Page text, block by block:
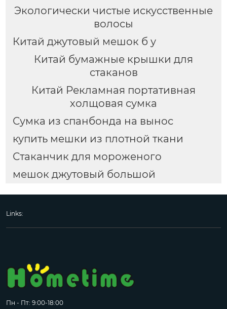
Экологически чистые искусственные
волосы
Китай джутовый мешок б у
Китай бумажные крышки для
стаканов
Китай Рекламная портативная
холщовая сумка
Сумка из спанбонда на вынос
купить мешки из плотной ткани
Стаканчик для мороженого
мешок джутовый большой
Links:
Пн - Пт: 9:00-18:00